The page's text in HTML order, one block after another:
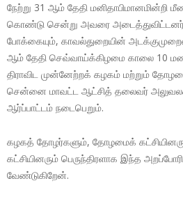
நேற்று 31 ஆம் தேதி மனிதாபிமானமின்றி
கொண்டு சென்று அவரை அடைத்துவிட்டனர்.
போக்கையும், காவல்துறையின்
ஆம் தேதி செவ்வாய்க்கிழமை காலை 10
திராவிட முன்னேற்றக் கழகம் மற்றும்
சென்னை மாவட்ட ஆட்சித் தலைவர்
ஆர்ப்பாட்டம் நடைபெறும்.
கழகத் தோழர்களும், தோழமைக்
கட்சியினரும் பெருந்திரளாக இந்த
வேண்டுகிறேன்.